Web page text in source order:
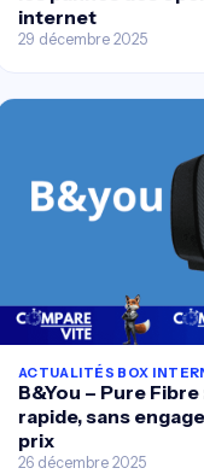
internet
29 décembre 2025
ACTUALITÉS BOX
B&You – Pure
rapide, sans
prix
26 décembre 2025